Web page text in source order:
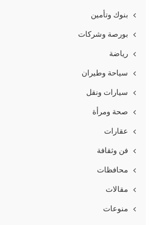
بنوك وتأمين
بورصة وشركات
رياضة
سياحة وطيران
سيارات ونقل
صحة ومرأة
عقارات
فن وثقافة
محافظات
مقالات
منوعات